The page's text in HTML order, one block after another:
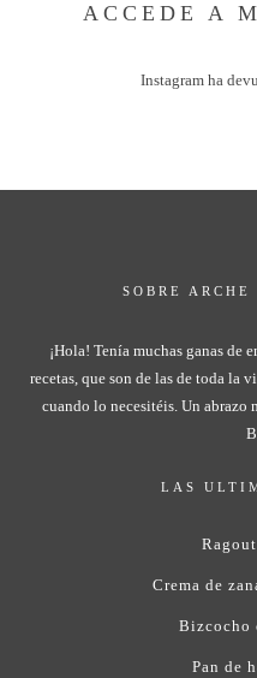
ACCEDE A
Instagram ha
SOBRE
¡Hola! Tenía muchas ganas de
recetas, que son de las de toda la
cuando lo necesitéis. Un abrazo
LAS
Crema de
Bizcocho
Pan de